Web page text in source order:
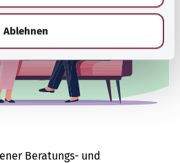
Ablehnen
Beratungs- und